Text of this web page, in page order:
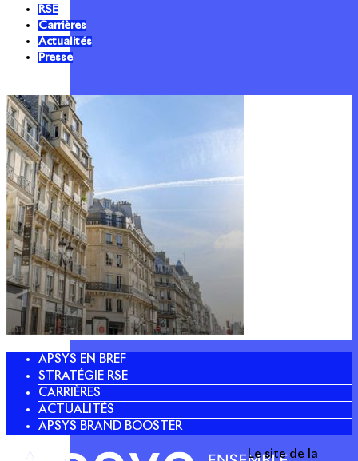
RSE
Carrières
Actualités
Presse
APSYS EN BREF
STRATÉGIE RSE
CARRIÈRES
ACTUALITÉS
APSYS BRAND BOOSTER
Le site de la